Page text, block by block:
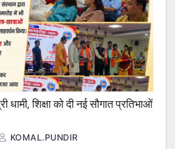
शिक्षा को दी नई सौगात प्रतिभाओं
KOMAL.PUNDIR